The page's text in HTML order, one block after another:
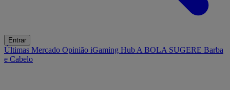
Entrar
Últimas Mercado Opinião iGaming Hub A BOLA SUGERE Barba
e Cabelo